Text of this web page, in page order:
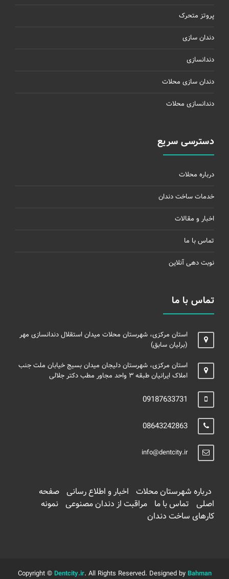
پروتز متحرک
دندان سازی
دندانسازی
دندان سازی محلات
دندانسازی محلات
دسترسی سریع
درباره محلات
خدمات ساخت دندان
اخبار و مقالات
تماس با ما
نوبت دهی آنلاین
تماس با ما
استان مرکزی، شهرستان محلات میدان استقلال دندانسازی مهر
(برلیان سابق)
استان مرکزی، شهرستان دلیجان میدان بسیج خیابان ملت جنب
املاک ایرانیان طبقه ۳ واحد مجاور مطب دکتر جلالی
09187633731
08643242863
info@dentcity.ir
درباره شهرستان محلات اخبار و اطلاع رسانی صفحه
اصلی تماس با ما مراقبت از دندان مصنوعی نمونه
کارهای ساخت دندان
Copyright ©Dentcity.ir. All Rights Reserved. Designed byBahman